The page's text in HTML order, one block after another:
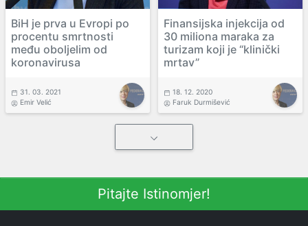
BiH je prva u Evropi po
procentu smrtnosti
među oboljelim od
koronavirusa
31. 03. 2021
Emir Velić
Finansijska injekcija od
30 miliona maraka za
turizam koji je “klinički
mrtav”
18. 12. 2020
Faruk Durmišević
Pitajte Istinomjer!